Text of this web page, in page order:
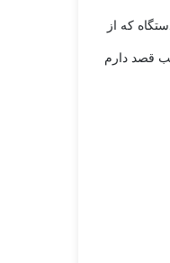
تکنولوژی حرف بزنم. صحبت از کامپیوتر همه کاره دل اپتیپلکس 7440 است. این دستگاه که از
قصد دارم